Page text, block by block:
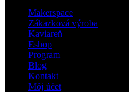
Makerspace
Zákazková výroba
Kaviareň
Eshop
Program
Blog
Kontakt
Môj účet